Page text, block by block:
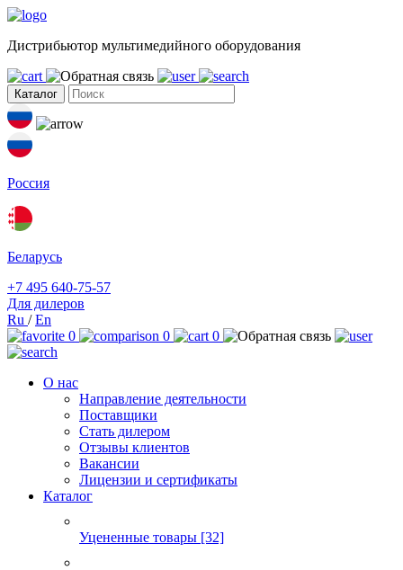
Дистрибьютор мультимедийного оборудования
Каталог
Россия
Беларусь
+7 495 640-75-57
Для дилеров
Ru /En
0
0 0
О нас
Направление деятельности
Поставщики
Стать дилером
Отзывы клиентов
Вакансии
Лицензии и сертификаты
Каталог
Уцененные товары [32]